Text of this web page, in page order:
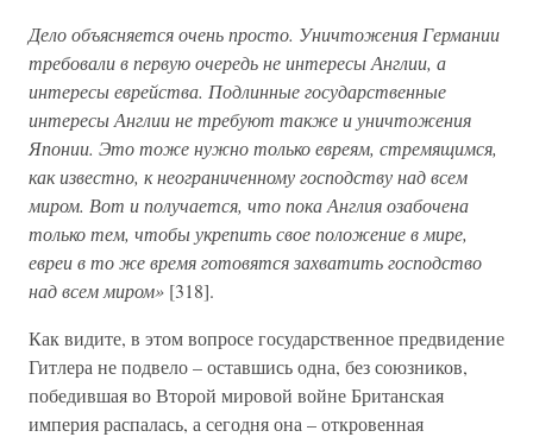
Дело объясняется очень просто. Уничтожения Германии
требовали в первую очередь не интересы Англии, а
интересы еврейства. Подлинные государственные
интересы Англии не требуют также и уничтожения
Японии. Это тоже нужно только евреям, стремящимся,
как известно, к неограниченному господству над всем
миром. Вот и получается, что пока Англия озабочена
только тем, чтобы укрепить свое положение в мире,
евреи в то же время готовятся захватить господство
над всем миром» [318].
Как видите, в этом вопросе государственное предвидение
Гитлера не подвело – оставшись одна, без союзников,
победившая во Второй мировой войне Британская
империя распалась, а сегодня она – откровенная